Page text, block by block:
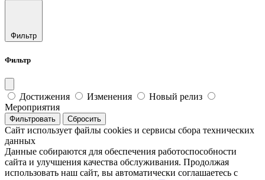
Фильтр
Фильтр
Достижения Изменения
Новый релиз
Мероприятия
Фильтровать Сбросить
Сайт использует файлы cookies и сервисы сбора технических
данных
Данные собираются для обеспечения работоспособности
сайта и улучшения качества обслуживания. Продолжая
использовать наш сайт, вы автоматически соглашаетесь с